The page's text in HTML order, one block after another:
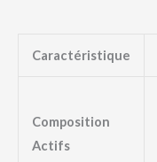
Caractéristique
Composition
Actifs